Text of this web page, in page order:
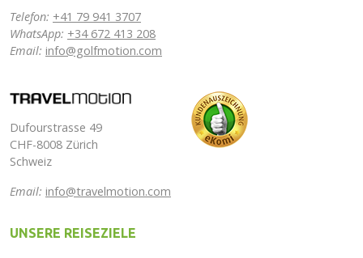
Telefon: +41 79 941 3707
WhatsApp: +34 672 413 208
Email: info@golfmotion.com
Dufourstrasse 49
CHF-8008 Zürich
Schweiz
Email: info@travelmotion.com
UNSERE REISEZIELE